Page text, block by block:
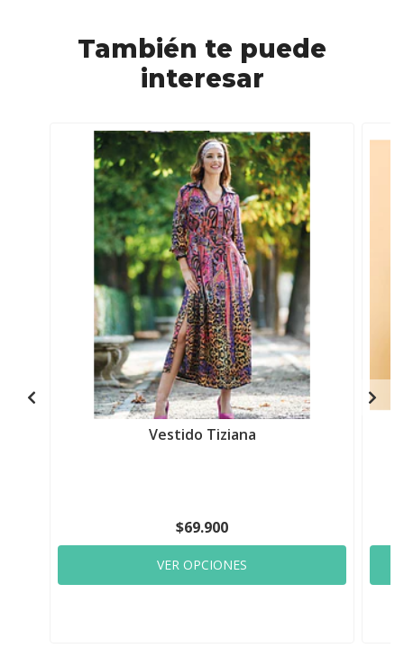
También te puede
interesar
Vestido Tiziana
$69.900
VER OPCIONES